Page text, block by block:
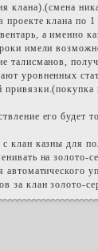
клана).(смена
проекте клана по
а именно
имели
талисманов,
уровненных
его будет
клан казны для
на золото-
за клан золото-